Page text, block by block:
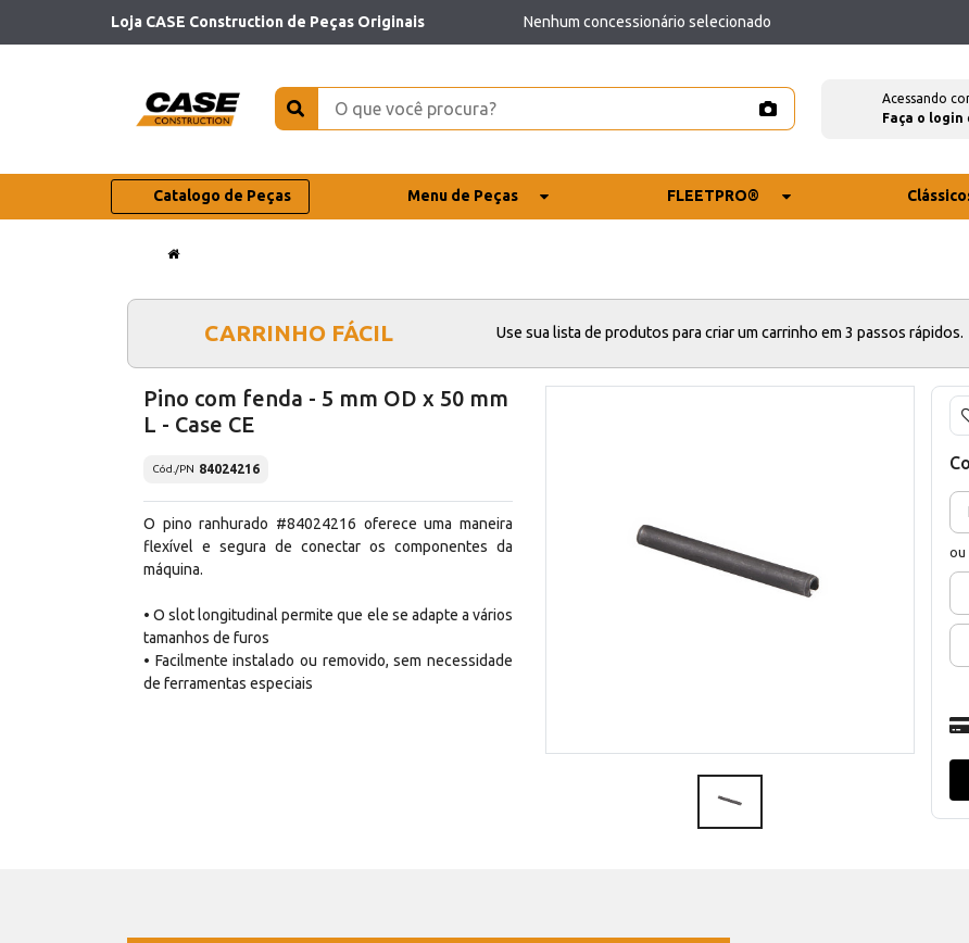
Loja CASE Construction de Peças Originais Nenhum concessionário selecionado
Acessando
Faça o login
Catalogo de Peças Menu de Peças FLEETPRO®
CARRINHO FÁCIL Use sua lista de produtos para criar um carrinho em 3 passos rápidos.
Pino com fenda - 5 mm OD x 50 mm
L - Case CE
Cód./PN 84024216
O pino ranhurado #84024216 oferece uma maneira
flexível e segura de conectar os componentes da
máquina.
• O slot longitudinal permite que ele se adapte a vários
tamanhos de furos
• Facilmente instalado ou removido, sem necessidade
de ferramentas especiais
ou